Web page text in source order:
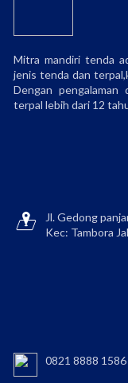
Mitra mandiri tenda
jenis tenda dan
Dengan
terpal lebih dari 12
Jl. Gedong
Kec: Tambora
0821 8888 1586